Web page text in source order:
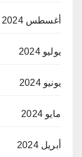
أغسطس 2024
يوليو 2024
يونيو 2024
مايو 2024
أبريل 2024